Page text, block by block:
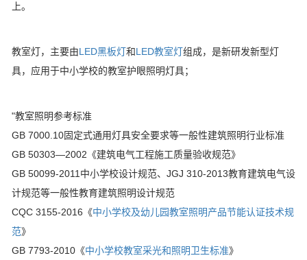
上。
教室灯，主要由LED黑板灯和LED教室灯组成，是新研发新型灯
具，应用于中小学校的教室护眼照明灯具；
"教室照明参考标准
GB 7000.10固定式通用灯具安全要求等一般性建筑照明行业标准
GB 50303—2002《建筑电气工程施工质量验收规范》
GB 50099-2011中小学校设计规范、JGJ 310-2013教育建筑电气设
计规范等一般性教育建筑照明设计规范
CQC 3155-2016《中小学校及幼儿园教室照明产品节能认证技术规
范》
GB 7793-2010《中小学校教室采光和照明卫生标准》